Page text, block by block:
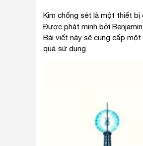
Kim chống sét là một thiết
Được phát minh bởi Benjamin
Bài viết này sẽ cung cấp
quả sử dụng.